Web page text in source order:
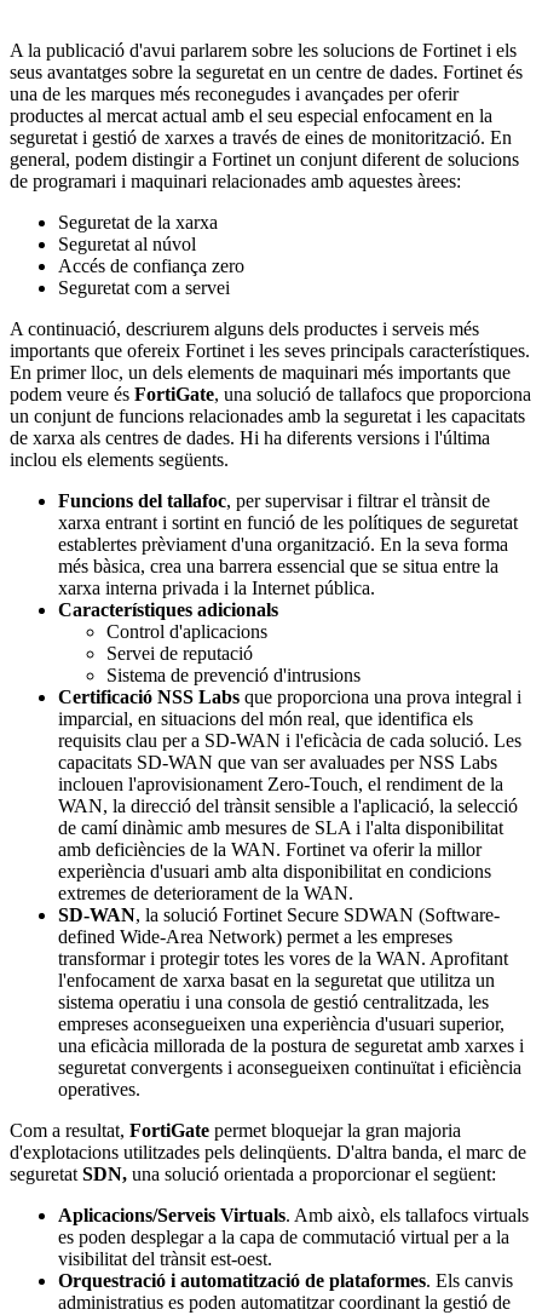
A la publicació d'avui parlarem sobre les solucions de Fortinet i els
seus avantatges sobre la seguretat en un centre de dades. Fortinet és
una de les marques més reconegudes i avançades per oferir
productes al mercat actual amb el seu especial enfocament en la
seguretat i gestió de xarxes a través de eines de monitorització. En
general, podem distingir a Fortinet un conjunt diferent de solucions
de programari i maquinari relacionades amb aquestes àrees:
Seguretat de la xarxa
Seguretat al núvol
Accés de confiança zero
Seguretat com a servei
A continuació, descriurem alguns dels productes i serveis més
importants que ofereix Fortinet i les seves principals característiques.
En primer lloc, un dels elements de maquinari més importants que
podem veure és FortiGate, una solució de tallafocs que proporciona
un conjunt de funcions relacionades amb la seguretat i les capacitats
de xarxa als centres de dades. Hi ha diferents versions i l'última
inclou els elements següents.
Funcions del tallafoc, per supervisar i filtrar el trànsit de
xarxa entrant i sortint en funció de les polítiques de seguretat
establertes prèviament d'una organització. En la seva forma
més bàsica, crea una barrera essencial que se situa entre la
xarxa interna privada i la Internet pública.
Característiques adicionals
Control d'aplicacions
Servei de reputació
Sistema de prevenció d'intrusions
Certificació NSS Labs que proporciona una prova integral i
imparcial, en situacions del món real, que identifica els
requisits clau per a SD-WAN i l'eficàcia de cada solució. Les
capacitats SD-WAN que van ser avaluades per NSS Labs
inclouen l'aprovisionament Zero-Touch, el rendiment de la
WAN, la direcció del trànsit sensible a l'aplicació, la selecció
de camí dinàmic amb mesures de SLA i l'alta disponibilitat
amb deficiències de la WAN. Fortinet va oferir la millor
experiència d'usuari amb alta disponibilitat en condicions
extremes de deteriorament de la WAN.
SD-WAN, la solució Fortinet Secure SDWAN (Software-
defined Wide-Area Network) permet a les empreses
transformar i protegir totes les vores de la WAN. Aprofitant
l'enfocament de xarxa basat en la seguretat que utilitza un
sistema operatiu i una consola de gestió centralitzada, les
empreses aconsegueixen una experiència d'usuari superior,
una eficàcia millorada de la postura de seguretat amb xarxes i
seguretat convergents i aconsegueixen continuïtat i eficiència
operatives.
Com a resultat, FortiGate permet bloquejar la gran majoria
d'explotacions utilitzades pels delinqüents. D'altra banda, el marc de
seguretat SDN, una solució orientada a proporcionar el següent:
Aplicacions/Serveis Virtuals. Amb això, els tallafocs virtuals
es poden desplegar a la capa de commutació virtual per a la
visibilitat del trànsit est-oest.
Orquestració i automatització de plataformes. Els canvis
administratius es poden automatitzar coordinant la gestió de